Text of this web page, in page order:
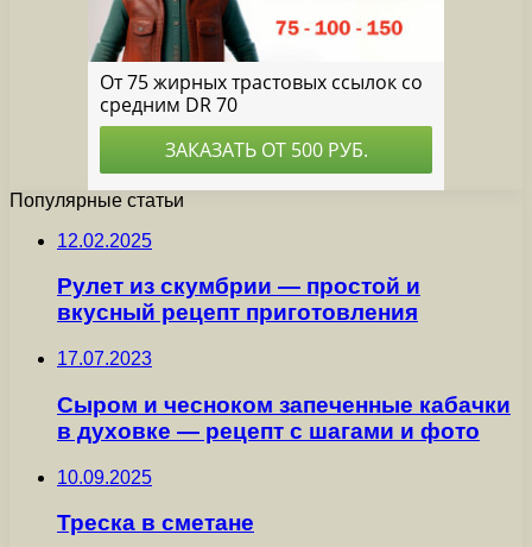
Популярные статьи
12.02.2025
Рулет из скумбрии — простой и
вкусный рецепт приготовления
17.07.2023
Сыром и чесноком запеченные кабачки
в духовке — рецепт с шагами и фото
10.09.2025
Треска в сметане